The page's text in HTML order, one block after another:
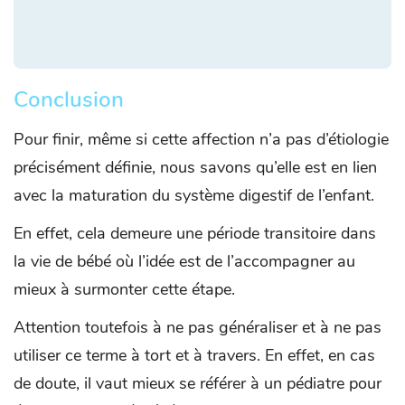
Conclusion
Pour finir, même si cette affection n’a pas d’étiologie
précisément définie, nous savons qu’elle est en lien
avec la maturation du système digestif de l’enfant.
En effet, cela demeure une période transitoire dans
la vie de bébé où l’idée est de l’accompagner au
mieux à surmonter cette étape.
Attention toutefois à ne pas généraliser et à ne pas
utiliser ce terme à tort et à travers. En effet, en cas
de doute, il vaut mieux se référer à un pédiatre pour